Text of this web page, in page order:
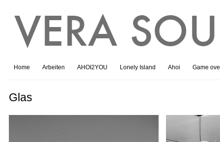
Home Arbeiten AHOI2YOU Lonely Island Ahoi Game
Glas